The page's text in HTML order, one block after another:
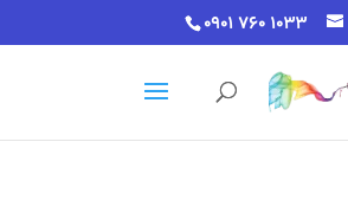
0901 760 1033